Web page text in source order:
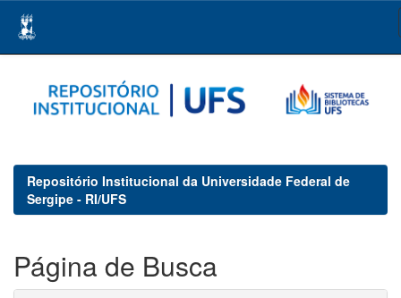
navigation
Repositório Institucional da Universidade Federal de
Sergipe - RI/UFS
Página de Busca